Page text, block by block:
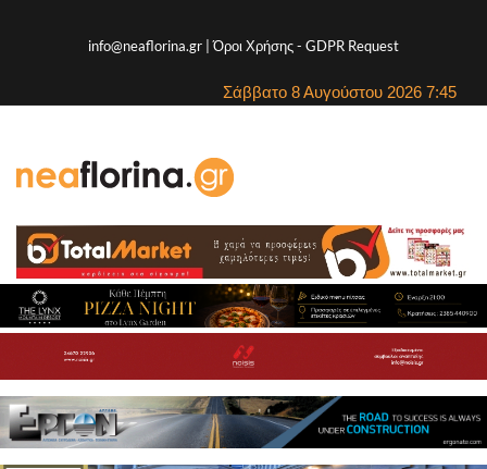
info@neaflorina.gr |Όροι Χρήσης- GDPR Request
Σάββατο 8 Αυγούστου 2026 7:45